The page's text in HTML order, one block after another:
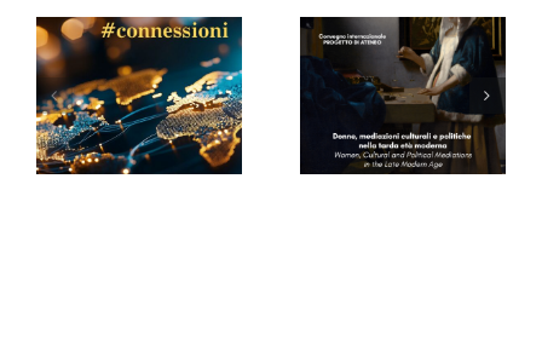
Donne,
mediazioni
culturali e
politiche
nella tarda
Seminario
di Arabella
Sinclair